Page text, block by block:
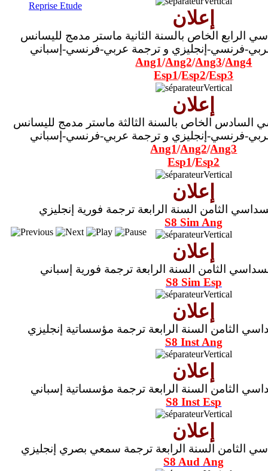
Reprise Etude
إعلان
الرابع الخاص بالسنة الثانية ماستر مدمج لليسانس
فرنسي-إنجليزي و ترجمة عربي-فرنسي-إسباني
Ang1/Ang2/Ang3/Ang4
Esp1/Esp2/Esp3
إعلان
السادس الخاص بالسنة الثالثة ماستر مدمج لليسانس
فرنسي-إنجليزي و ترجمة عربي-فرنسي-إسباني
Ang1/Ang2/Ang3
Esp1/Esp2
إعلان
الثامن السنة الرابعة ترجمة فورية إنجليزي
S8 Sim Ang
إعلان
الثامن السنة الرابعة ترجمة فورية إسباني
S8 Sim Esp
إعلان
الثامن السنة الرابعة ترجمة مؤسساتية إنجليزي
S8 Inst Ang
إعلان
الثامن السنة الرابعة ترجمة مؤسساتية إسباني
S8 Inst Esp
إعلان
الثامن السنة الرابعة ترجمة سمعي بصري إنجليزي
S8 Aud Ang